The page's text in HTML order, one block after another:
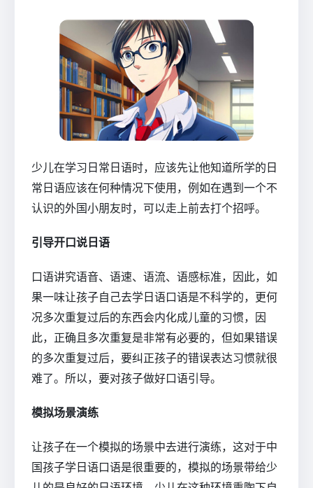
少儿在学习日常日语时，应该先让他知道所学的日
常日语应该在何种情况下使用，例如在遇到一个不
认识的外国小朋友时，可以走上前去打个招呼。
引导开口说日语
口语讲究语音、语速、语流、语感标准，因此，如
果一味让孩子自己去学日语口语是不科学的，更何
况多次重复过后的东西会内化成儿童的习惯，因
此，正确且多次重复是非常有必要的，但如果错误
的多次重复过后，要纠正孩子的错误表达习惯就很
难了。所以，要对孩子做好口语引导。
模拟场景演练
让孩子在一个模拟的场景中去进行演练，这对于中
国孩子学日语口语是很重要的，模拟的场景带给少